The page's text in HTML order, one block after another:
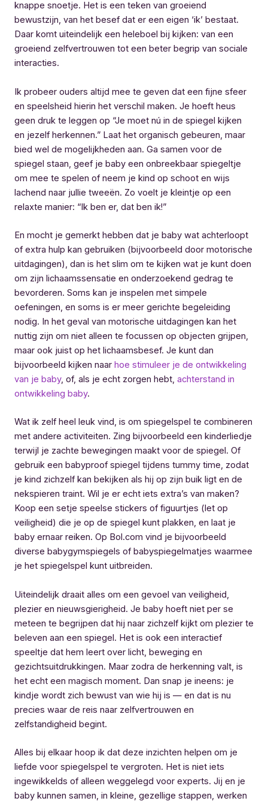
knappe snoetje. Het is een teken van groeiend
bewustzijn, van het besef dat er een eigen ‘ik’ bestaat.
Daar komt uiteindelijk een heleboel bij kijken: van een
groeiend zelfvertrouwen tot een beter begrip van sociale
interacties.
Ik probeer ouders altijd mee te geven dat een fijne sfeer
en speelsheid hierin het verschil maken. Je hoeft heus
geen druk te leggen op “Je moet nú in de spiegel kijken
en jezelf herkennen.” Laat het organisch gebeuren, maar
bied wel de mogelijkheden aan. Ga samen voor de
spiegel staan, geef je baby een onbreekbaar spiegeltje
om mee te spelen of neem je kind op schoot en wijs
lachend naar jullie tweeën. Zo voelt je kleintje op een
relaxte manier: “Ik ben er, dat ben ik!”
En mocht je gemerkt hebben dat je baby wat achterloopt
of extra hulp kan gebruiken (bijvoorbeeld door motorische
uitdagingen), dan is het slim om te kijken wat je kunt doen
om zijn lichaamssensatie en onderzoekend gedrag te
bevorderen. Soms kan je inspelen met simpele
oefeningen, en soms is er meer gerichte begeleiding
nodig. In het geval van motorische uitdagingen kan het
nuttig zijn om niet alleen te focussen op objecten grijpen,
maar ook juist op het lichaamsbesef. Je kunt dan
bijvoorbeeld kijken naar hoe stimuleer je de ontwikkeling
van je baby, of, als je echt zorgen hebt, achterstand in
ontwikkeling baby.
Wat ik zelf heel leuk vind, is om spiegelspel te combineren
met andere activiteiten. Zing bijvoorbeeld een kinderliedje
terwijl je zachte bewegingen maakt voor de spiegel. Of
gebruik een babyproof spiegel tijdens tummy time, zodat
je kind zichzelf kan bekijken als hij op zijn buik ligt en de
nekspieren traint. Wil je er echt iets extra’s van maken?
Koop een setje speelse stickers of figuurtjes (let op
veiligheid) die je op de spiegel kunt plakken, en laat je
baby ernaar reiken. Op Bol.com vind je bijvoorbeeld
diverse babygymspiegels of babyspiegelmatjes waarmee
je het spiegelspel kunt uitbreiden.
Uiteindelijk draait alles om een gevoel van veiligheid,
plezier en nieuwsgierigheid. Je baby hoeft niet per se
meteen te begrijpen dat hij naar zichzelf kijkt om plezier te
beleven aan een spiegel. Het is ook een interactief
speeltje dat hem leert over licht, beweging en
gezichtsuitdrukkingen. Maar zodra de herkenning valt, is
het echt een magisch moment. Dan snap je ineens: je
kindje wordt zich bewust van wie hij is — en dat is nu
precies waar de reis naar zelfvertrouwen en
zelfstandigheid begint.
Alles bij elkaar hoop ik dat deze inzichten helpen om je
liefde voor spiegelspel te vergroten. Het is niet iets
ingewikkelds of alleen weggelegd voor experts. Jij en je
baby kunnen samen, in kleine, gezellige stappen, werken